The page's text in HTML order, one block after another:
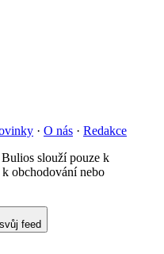
· O nás · Redakce
slouží pouze k
obchodování nebo
feed